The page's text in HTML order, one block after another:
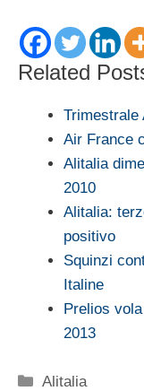
Related
Trimestrale
Air France
Alitalia
2010
Alitalia:
positivo
Squinzi
Italine
Prelios
2013
Categorie
Alitalia